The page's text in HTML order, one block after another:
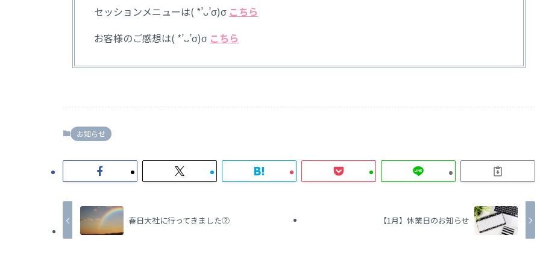
セッションメニューは( *’ᴗ’σ)σ こちら
お客様のご感想は( *’ᴗ’σ)σ こちら
お知らせ
春日大社に行ってきました② 【1月】休業日のお知らせ